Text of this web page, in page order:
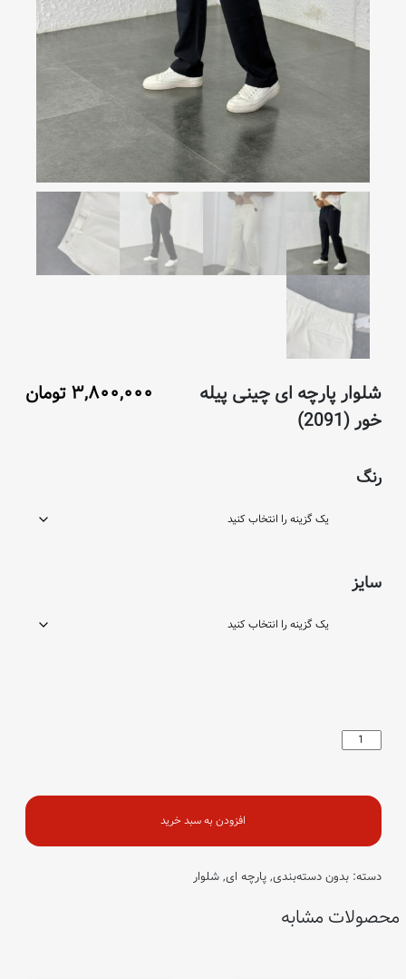
شلوار پارچه ای چینی پیله
خور (2091)
۳,۸۰۰,۰۰۰ تومان
رنگ
سایز
شلوار
پارچه
پیله
عدد
افزودن به سبد خرید
دسته:بدون دسته‌بندی,پارچه ای,شلوار
محصولات مشابه